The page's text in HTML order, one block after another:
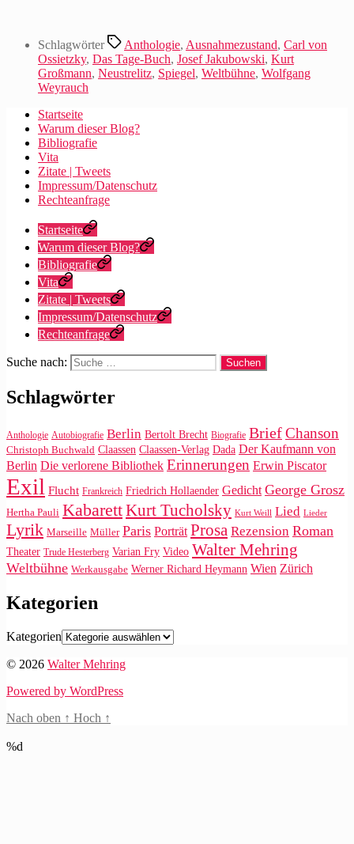
Schlagwörter Anthologie, Ausnahmezustand, Carl von
Ossietzky, Das Tage-Buch, Josef Jakubowski, Kurt
Großmann, Neustrelitz, Spiegel, Weltbühne, Wolfgang
Weyrauch
Startseite
Warum dieser Blog?
Bibliografie
Vita
Zitate | Tweets
Impressum/Datenschutz
Rechteanfrage
Startseite
Warum dieser Blog?
Bibliografie
Vita
Zitate | Tweets
Impressum/Datenschutz
Rechteanfrage
Suche nach:
Schlagwörter
Anthologie Autobiografie Berlin Bertolt Brecht Biografie BriefChanson
Christoph Buchwald Claassen Claassen-Verlag Dada Der Kaufmann von
Berlin Die verlorene Bibliothek Erinnerungen Erwin Piscator
Exil Flucht Frankreich Friedrich Hollaender Gedicht George Grosz
Hertha Pauli KabarettKurt Tucholsky Kurt Weill Lied Lieder
Lyrik Marseille Müller Paris Porträt Prosa Rezension Roman
Theater Trude Hesterberg Varian Fry Video Walter Mehring
Weltbühne Werkausgabe Werner Richard Heymann Wien Zürich
Kategorien
Kategorien
© 2026 Walter Mehring
Powered by WordPress
Nach oben ↑ Hoch ↑
%d